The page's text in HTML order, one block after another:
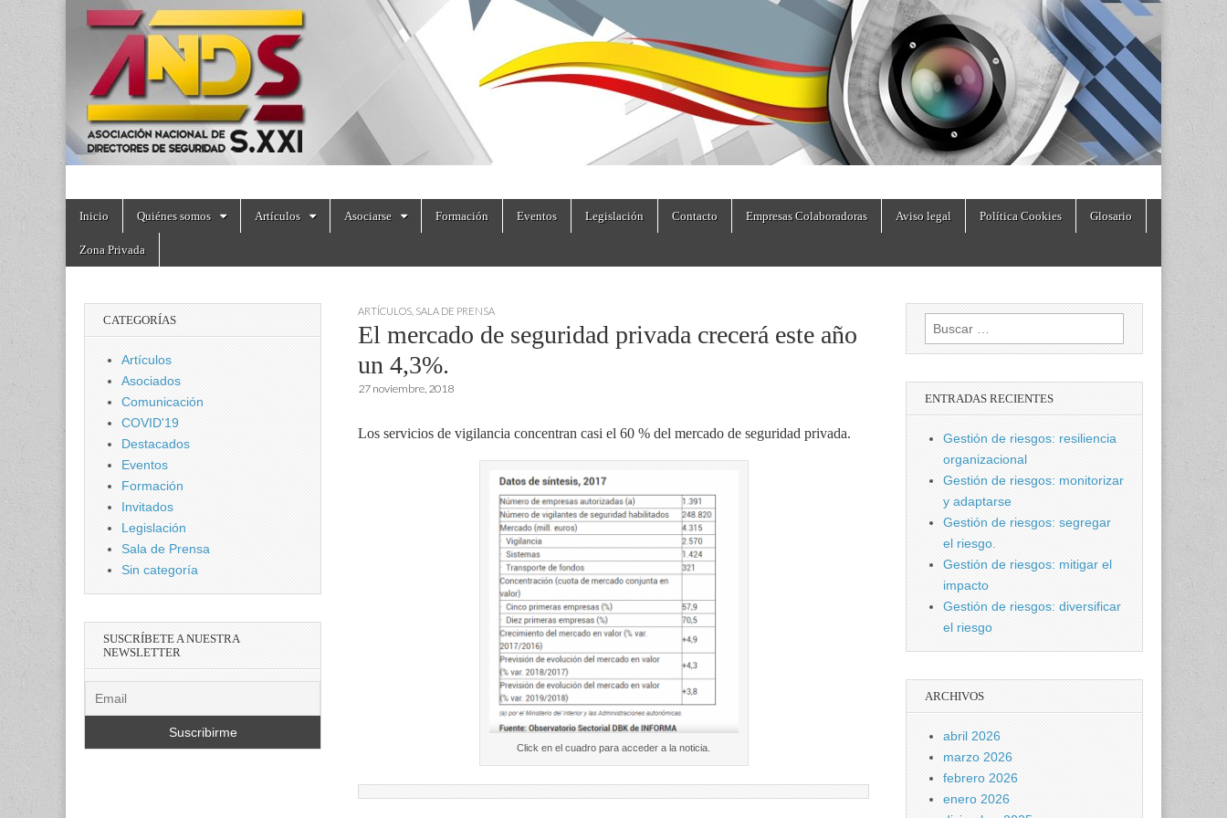
directoresdeseguridad.es
Main
Skip
content
Inicio Quiénes somos Artículos Asociarse Formación Eventos Legislación Contacto Empresas Colaboradoras Aviso legal Política Cookies Glosario
Zona Privada
ARTÍCULOS SALA DE PRENSA
El mercado de seguridad privada crecerá este año
un 4,3%.
27 noviembre, 2018
Los servicios de vigilancia concentran casi el 60 % del mercado de seguridad privada.
Click en el cuadro para acceder a la noticia.
CATEGORÍAS
Artículos
Asociados
Comunicación
COVID'19
Destacados
Eventos
Formación
Invitados
Legislación
Sala de Prensa
Sin categoría
SUSCRÍBETE A NUESTRA
NEWSLETTER
Buscar:
ENTRADAS RECIENTES
Gestión de riesgos: resiliencia
organizacional
Gestión de riesgos: monitorizar
y adaptarse
Gestión de riesgos: segregar
el riesgo.
Gestión de riesgos: mitigar el
impacto
Gestión de riesgos: diversificar
el riesgo
ARCHIVOS
abril 2026
marzo 2026
febrero 2026
enero 2026